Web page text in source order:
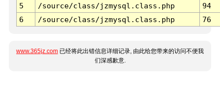
5
/source/class/jzmysql.class.php
94
6
/source/class/jzmysql.class.php 76
www.365jz.com 已经将此出错信息详细记录, 由此给您带来的访问不便我
们深感歉意.